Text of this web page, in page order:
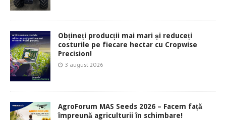
Obțineți producții mai mari și reduceți
costurile pe fiecare hectar cu Cropwise
Precision!
3 august 2026
AgroForum MAS Seeds 2026 – Facem față
împreună agriculturii în schimbare!